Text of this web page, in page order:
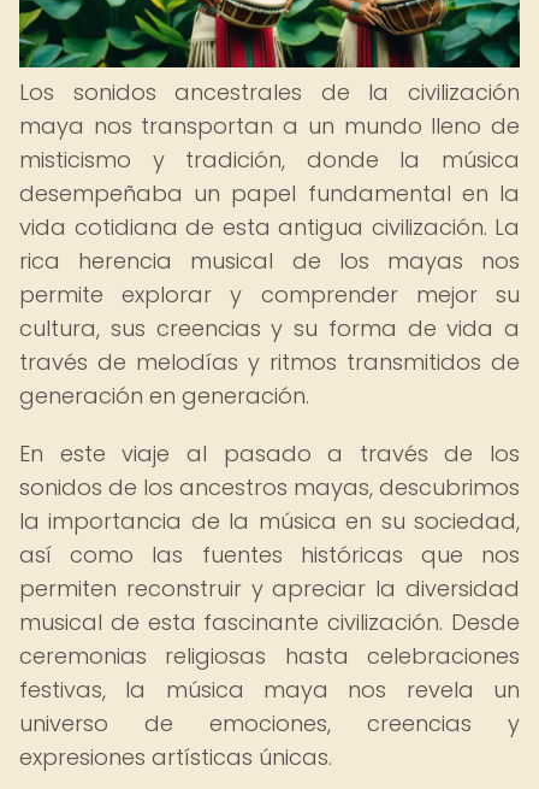
Los sonidos ancestrales de la civilización
maya nos transportan a un mundo lleno de
misticismo y tradición, donde la música
desempeñaba un papel fundamental en la
vida cotidiana de esta antigua civilización. La
rica herencia musical de los mayas nos
permite explorar y comprender mejor su
cultura, sus creencias y su forma de vida a
través de melodías y ritmos transmitidos de
generación en generación.
En este viaje al pasado a través de los
sonidos de los ancestros mayas, descubrimos
la importancia de la música en su sociedad,
así como las fuentes históricas que nos
permiten reconstruir y apreciar la diversidad
musical de esta fascinante civilización. Desde
ceremonias religiosas hasta celebraciones
festivas, la música maya nos revela un
universo de emociones, creencias y
expresiones artísticas únicas.